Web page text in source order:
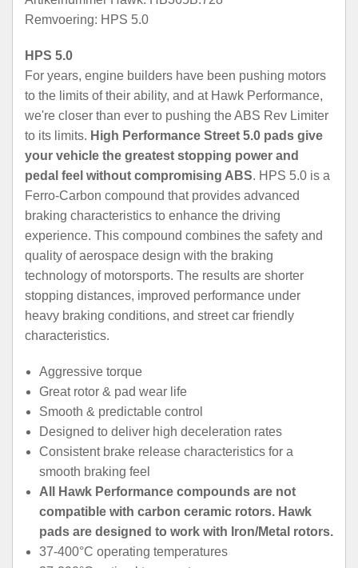
Remvoering: HPS 5.0
HPS 5.0
For years, engine builders have been pushing motors
to the limits of their ability, and at Hawk Performance,
we're closer than ever to pushing the ABS Rev Limiter
to its limits. High Performance Street 5.0 pads give
your vehicle the greatest stopping power and
pedal feel without compromising ABS. HPS 5.0 is a
Ferro-Carbon compound that provides advanced
braking characteristics to enhance the driving
experience. This compound combines the safety and
quality of aerospace design with the braking
technology of motorsports. The results are shorter
stopping distances, improved performance under
heavy braking conditions, and street car friendly
characteristics.
Aggressive torque
Great rotor & pad wear life
Smooth & predictable control
Designed to deliver high deceleration rates
Consistent brake release characteristics for a
smooth braking feel
All Hawk Performance compounds are not
compatible with carbon ceramic rotors. Hawk
pads are designed to work with Iron/Metal rotors.
37-400°C operating temperatures